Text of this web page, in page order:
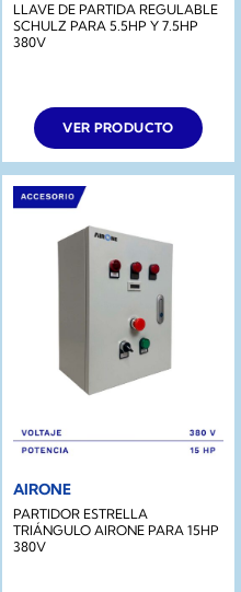
LLAVE DE PARTIDA REGULABLE
SCHULZ PARA 5.5HP Y 7.5HP
380V
VER PRODUCTO
AIRONE
PARTIDOR ESTRELLA
TRIÁNGULO AIRONE PARA 15HP
380V